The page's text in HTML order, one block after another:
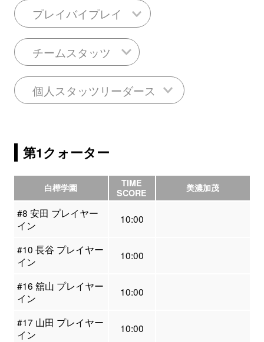
プレイバイプレイ
チームスタッツ
個人スタッツリーダース
第1クォーター
白樺学園
TIME
SCORE
美濃加茂
#8 安田 プレイヤー
イン
10:00
#10 長谷 プレイヤー
イン
10:00
#16 舘山 プレイヤー
イン
10:00
#17 山田 プレイヤー
イン
10:00